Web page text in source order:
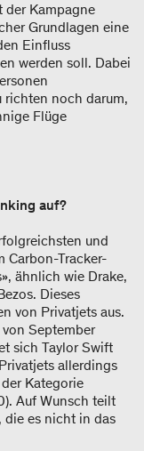
der Kampagne
Grundlagen eine
Einfluss
werden soll. Dabei
richten noch darum,
Flüge
auf?
und
Carbon-Tracker-
ähnlich wie Drake,
Dieses
von Privatjets aus.
September
sich Taylor Swift
allerdings
Kategorie
Auf Wunsch teilt
die es nicht in das